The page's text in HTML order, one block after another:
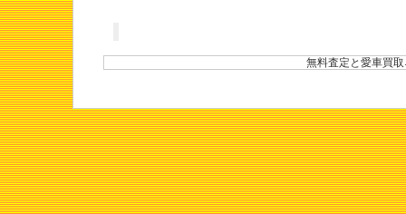
無料査定と愛車買